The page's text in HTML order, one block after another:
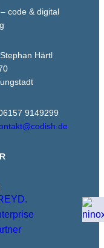
– code & digital
Härtl
9149299